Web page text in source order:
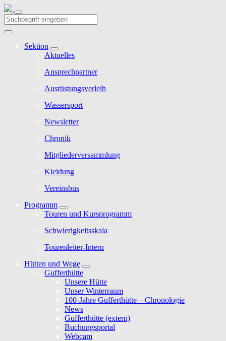
Sektion
Aktuelles
Ansprechpartner
Ausrüstungsverleih
Wassersport
Newsletter
Chronik
Mitgliederversammlung
Kleidung
Vereinsbus
Programm
Touren und Kursprogramm
Schwierigkeitsskala
Tourenleiter-Intern
Hütten und Wege
Gufferthütte
Unsere Hütte
Unser Winterraum
100-Jahre Gufferthütte – Chronologie
News
Gufferthütte (extern)
Buchungsportal
Webcam